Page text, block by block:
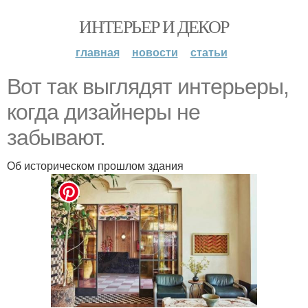
ИНТЕРЬЕР И ДЕКОР
главная новости статьи
Вот так выглядят интерьеры,
когда дизайнеры не
забывают.
Об историческом прошлом здания